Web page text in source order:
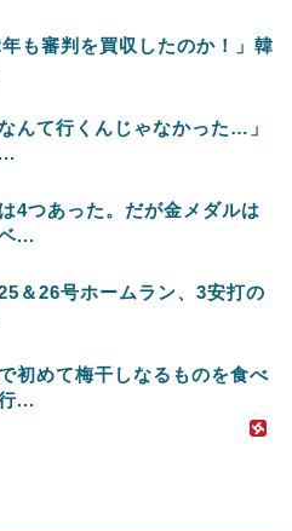
も審判を買収したのか！」韓
んて行くんじゃなかった…」
4つあった。だが金メダルは
...
＆26号ホームラン、3安打の
初めて梅干しなるものを食べ
...